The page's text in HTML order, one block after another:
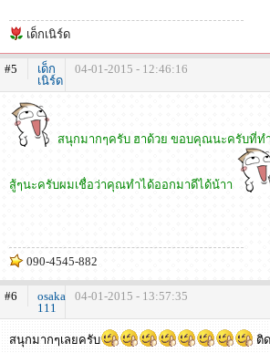
เด็กเนิร์ด
#5
เด็ก
เนิร์ด
04-01-2015 - 12:46:16
สนุกมากๆครับ ฮาด้วย ขอบคุณนะครับที่ท
สู้ๆนะครับผมเชื่อว่าคุณทำได้ออกมาดีได้น้าา
090-4545-882
#6
osaka
111
04-01-2015 - 13:57:35
สนุกมากๆเลยครับ ติ